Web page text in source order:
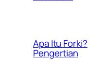
Apa Itu Forki?
Pengertian